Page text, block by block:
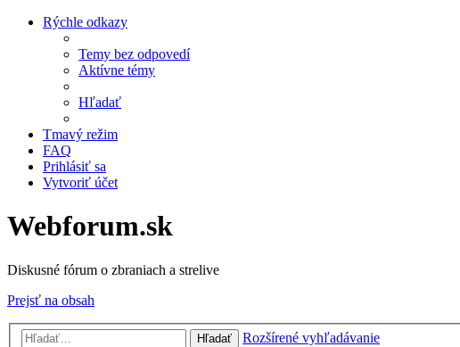
Rýchle odkazy
Temy bez odpovedí
Aktívne témy
Hľadať
Tmavý režim
FAQ
Prihlásiť sa
Vytvoriť účet
Webforum.sk
Diskusné fórum o zbraniach a strelive
Prejsť na obsah
Hľadať Rozšírené vyhľadávanie